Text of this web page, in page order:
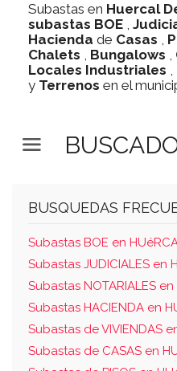
Subastas en Huercal
subastas BOE ,
Hacienda de Casas ,
Chalets , Bungalows ,
Locales Industriales ,
y Terrenos en el
BUSQUEDAS
Subastas BOE en
Subastas JUDICIALES en
Subastas NOTARIALES
Subastas HACIENDA en
Subastas de VIVIENDAS
Subastas de CASAS en